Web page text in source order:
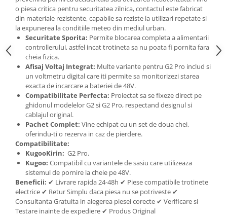
Camere moto
Anvelope ATV
Cauciucuri bicicleta
Anvelope și Camere Utilaje
https://www.doctortrotineta.ro/plata-
forceOriginalForEdit=1&preview=00681
o piesa critica pentru securitatea zilnica, contactul este fabricat
din materiale rezistente, capabile sa reziste la utilizari repetate si
la expunerea la conditiile meteo din mediul urban.
Securitate Sporita: Permite blocarea completa a alimentarii
controllerului, astfel incat trotineta sa nu poata fi pornita fara
cheia fizica.
Afisaj Voltaj Integrat: Multe variante pentru G2 Pro includ si
un voltmetru digital care iti permite sa monitorizezi starea
exacta de incarcare a bateriei de 48V.
Compatibilitate Perfecta: Proiectat sa se fixeze direct pe
ghidonul modelelor G2 si G2 Pro, respectand designul si
cablajul original.
Pachet Complet: Vine echipat cu un set de doua chei,
oferindu-ti o rezerva in caz de pierdere.
Compatibilitate:
KugooKirin: G2 Pro.
Kugoo: Compatibil cu variantele de sasiu care utilizeaza
sistemul de pornire la cheie pe 48V.
Beneficii: ✔ Livrare rapida 24-48h ✔ Piese compatibile trotinete
electrice ✔ Retur Simplu daca piesa nu se potriveste ✔
Consultanta Gratuita in alegerea piesei corecte ✔ Verificare si
Testare inainte de expediere ✔ Produs Original